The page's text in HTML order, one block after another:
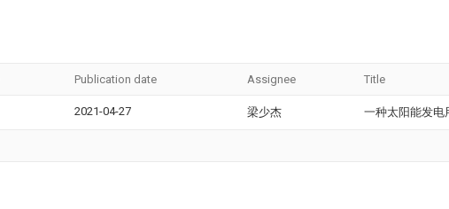
Publication date Assignee Title
2021-04-27 梁少杰 一种太阳能发电